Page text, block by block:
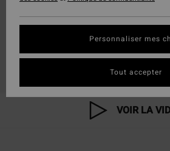
VOIR LA
Personnaliser mes
Tout accepter